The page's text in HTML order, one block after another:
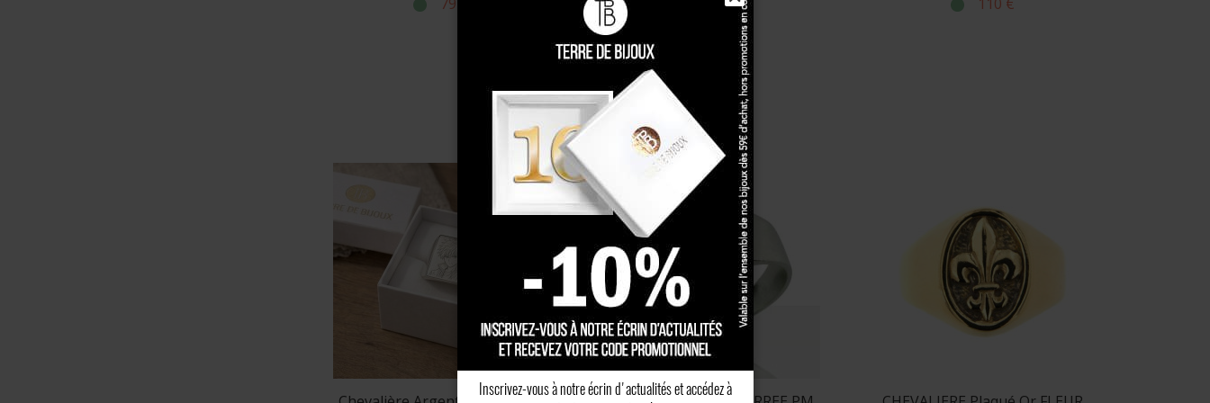
, en or jaune, or blanc ou or 9 carats, apportent une touche plus précieuse. Elles
conviennent parfaitement à un cadeau marquant, à une bague de famille ou à un bijou destiné à traverser le
offre quant à lui une belle alternative lumineuse, accessible et raffinée.
Chevalière classique, moderne ou personnalisée
Carrée, ovale, rectangulaire, lisse, gravée ou ornée d’un motif, la chevalière masculine se décline dans de
nombreux styles. Certaines créations reprennent les codes traditionnels de la chevalière classique, tandis que
d’autres adoptent des lignes plus modernes et minimalistes.
Pour un bijou unique, optez pour une chevalière homme personnalisée
avec une gravure d’initiales, d’une date,
d’un symbole ou d’un message. Vous pouvez également découvrir nos
bijoux personnalisables pour homme
parfaits pour offrir un bijou chargé de sens.
Une chevalière homme pour affirmer son styleInscrivez-vous à notre écrin d'actualités et accédez à